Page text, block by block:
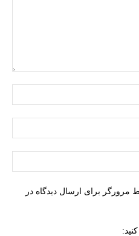
مرورگر برای ارسال دیدگاه در